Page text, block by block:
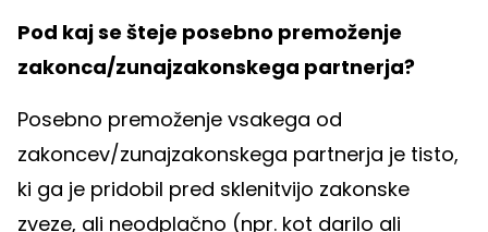
Pod kaj se šteje posebno premoženje
zakonca/zunajzakonskega partnerja?
Posebno premoženje vsakega od
zakoncev/zunajzakonskega partnerja je tisto,
ki ga je pridobil pred sklenitvijo zakonske
zveze, ali neodplačno (npr. kot darilo ali